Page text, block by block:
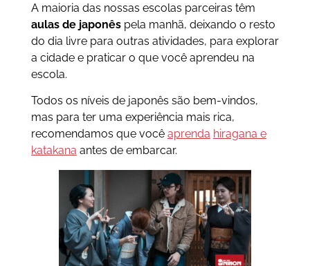
A maioria das nossas escolas parceiras têm
aulas de japonêspela manhã, deixando o resto
do dia livre para outras atividades, para explorar
a cidade e praticar o que você aprendeu na
escola.
Todos os níveis de japonês são bem-vindos,
mas para ter uma experiência mais rica,
recomendamos que você aprenda hiragana e
katakana antes de embarcar.